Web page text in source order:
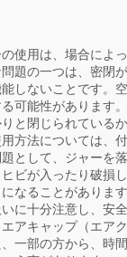
使用は、場合によ
題の一つは、密閉
しないことです。
可能性があります
と閉じられている
方法については、
として、ジャーを
ビが入ったり破損
なることがありま
に十分注意し、安
アキャップ（エア
一部の方から、時